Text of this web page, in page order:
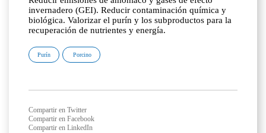
invernadero (GEI). Reducir contaminación química y
biológica. Valorizar el purín y los subproductos para la
recuperación de nutrientes y energía.
Purín Porcino
Compartir en Twitter
Compartir en Facebook
Compartir en LinkedIn